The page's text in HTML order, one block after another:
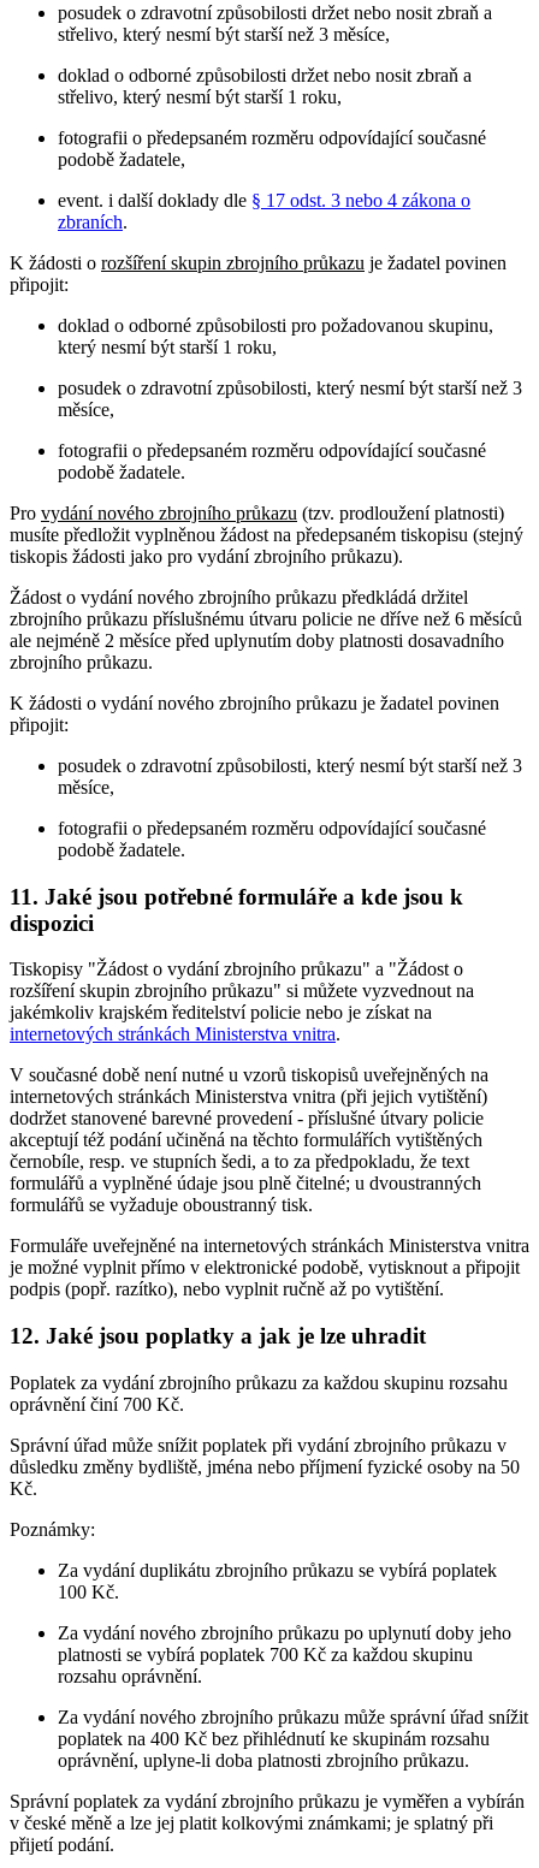
posudek o zdravotní způsobilosti držet nebo nosit zbraň a
střelivo, který nesmí být starší než 3 měsíce,
doklad o odborné způsobilosti držet nebo nosit zbraň a
střelivo, který nesmí být starší 1 roku,
fotografii o předepsaném rozměru odpovídající současné
podobě žadatele,
event. i další doklady dle § 17 odst. 3 nebo 4 zákona o
zbraních.
K žádosti o rozšíření skupin zbrojního průkazu je žadatel povinen
připojit:
doklad o odborné způsobilosti pro požadovanou skupinu,
který nesmí být starší 1 roku,
posudek o zdravotní způsobilosti, který nesmí být starší než 3
měsíce,
fotografii o předepsaném rozměru odpovídající současné
podobě žadatele.
Pro vydání nového zbrojního průkazu (tzv. prodloužení platnosti)
musíte předložit vyplněnou žádost na předepsaném tiskopisu (stejný
tiskopis žádosti jako pro vydání zbrojního průkazu).
Žádost o vydání nového zbrojního průkazu předkládá držitel
zbrojního průkazu příslušnému útvaru policie ne dříve než 6 měsíců
ale nejméně 2 měsíce před uplynutím doby platnosti dosavadního
zbrojního průkazu.
K žádosti o vydání nového zbrojního průkazu je žadatel povinen
připojit:
posudek o zdravotní způsobilosti, který nesmí být starší než 3
měsíce,
fotografii o předepsaném rozměru odpovídající současné
podobě žadatele.
11. Jaké jsou potřebné formuláře a kde jsou k
dispozici
Tiskopisy "Žádost o vydání zbrojního průkazu" a "Žádost o
rozšíření skupin zbrojního průkazu" si můžete vyzvednout na
jakémkoliv krajském ředitelství policie nebo je získat na
internetových stránkách Ministerstva vnitra.
V současné době není nutné u vzorů tiskopisů uveřejněných na
internetových stránkách Ministerstva vnitra (při jejich vytištění)
dodržet stanovené barevné provedení - příslušné útvary policie
akceptují též podání učiněná na těchto formulářích vytištěných
černobíle, resp. ve stupních šedi, a to za předpokladu, že text
formulářů a vyplněné údaje jsou plně čitelné; u dvoustranných
formulářů se vyžaduje oboustranný tisk.
Formuláře uveřejněné na internetových stránkách Ministerstva vnitra
je možné vyplnit přímo v elektronické podobě, vytisknout a připojit
podpis (popř. razítko), nebo vyplnit ručně až po vytištění.
12. Jaké jsou poplatky a jak je lze uhradit
Poplatek za vydání zbrojního průkazu za každou skupinu rozsahu
oprávnění činí 700 Kč.
Správní úřad může snížit poplatek při vydání zbrojního průkazu v
důsledku změny bydliště, jména nebo příjmení fyzické osoby na 50
Kč.
Poznámky:
Za vydání duplikátu zbrojního průkazu se vybírá poplatek
100 Kč.
Za vydání nového zbrojního průkazu po uplynutí doby jeho
platnosti se vybírá poplatek 700 Kč za každou skupinu
rozsahu oprávnění.
Za vydání nového zbrojního průkazu může správní úřad snížit
poplatek na 400 Kč bez přihlédnutí ke skupinám rozsahu
oprávnění, uplyne-li doba platnosti zbrojního průkazu.
Správní poplatek za vydání zbrojního průkazu je vyměřen a vybírán
v české měně a lze jej platit kolkovými známkami; je splatný při
přijetí podání.